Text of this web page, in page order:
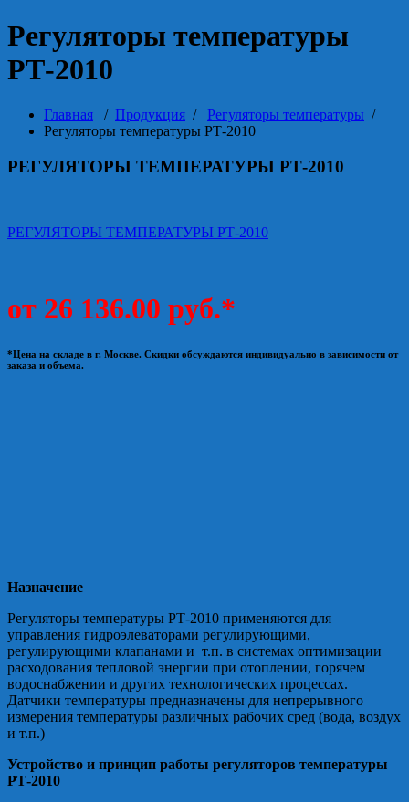
Регуляторы температуры
РТ-2010
Главная / Продукция / Регуляторы температуры /
Регуляторы температуры РТ-2010
РЕГУЛЯТОРЫ ТЕМПЕРАТУРЫ РТ-2010
РЕГУЛЯТОРЫ ТЕМПЕРАТУРЫ РТ-2010
от 26 136.00 руб.*
*Цена на складе в г. Москве. Скидки обсуждаются индивидуально в зависимости от
заказа и объема.
Назначение
Регуляторы температуры РТ-2010 применяются для
управления гидроэлеваторами регулирующими,
регулирующими клапанами и т.п. в системах оптимизации
расходования тепловой энергии при отоплении, горячем
водоснабжении и других технологических процессах.
Датчики температуры предназначены для непрерывного
измерения температуры различных рабочих сред (вода, воздух
и т.п.)
Устройство и принцип работы регуляторов температуры
РТ-2010